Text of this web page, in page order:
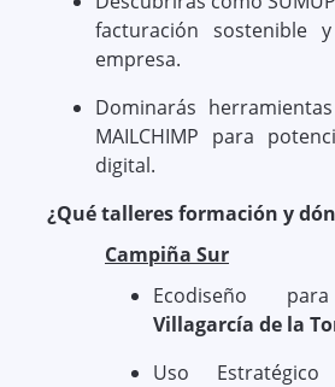
facturación sostenible
empresa.
Dominarás
MAILCHIMP para
digital.
¿Qué talleres formación y
Campiña Sur
Ecodiseño
Villagarcía de la
Uso